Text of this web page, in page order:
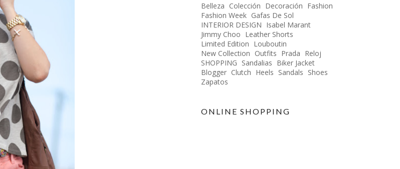
Belleza Colección Decoración Fashion
Fashion Week Gafas De Sol
INTERIOR DESIGN Isabel Marant
Jimmy Choo Leather Shorts
Limited Edition Louboutin
New Collection Outfits Prada Reloj
SHOPPING Sandalias Biker Jacket
Blogger Clutch Heels Sandals Shoes
Zapatos
ONLINE SHOPPING